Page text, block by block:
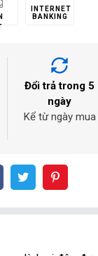
INTERNET
BANKING
Đổi trả trong 5
ngày
Kể từ ngày mua